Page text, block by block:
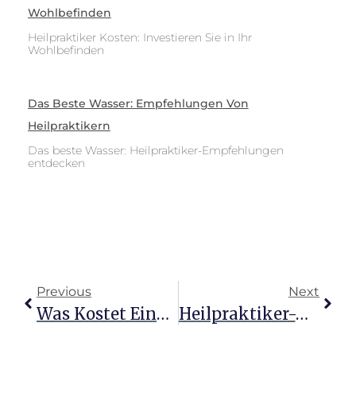
Wohlbefinden
Heilpraktiker Kosten: Investieren Sie in Ihr
Wohlbefinden
Das Beste Wasser: Empfehlungen Von
Heilpraktikern
Das beste Wasser: Heilpraktiker-Empfehlungen
entdecken
Previous
Was Kostet Eine Stunde Beim Heilpraktiker In Deutschland?
Next
Heilpraktiker-Kosten Verstehen: Investition In Gesundheit